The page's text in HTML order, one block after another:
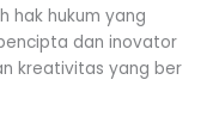
hak hukum yang
dan inovator
kreativitas yang ber